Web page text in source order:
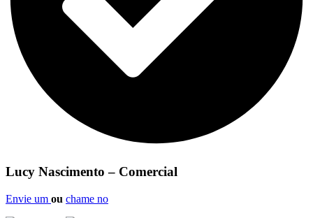
Lucy Nascimento – Comercial
Envie um ou chame no